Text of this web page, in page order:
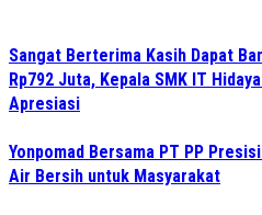
Sangat Berterima Kasih Dapat
Rp792 Juta, Kepala SMK IT
Apresiasi
Yonpomad Bersama PT PP
Air Bersih untuk Masyarakat